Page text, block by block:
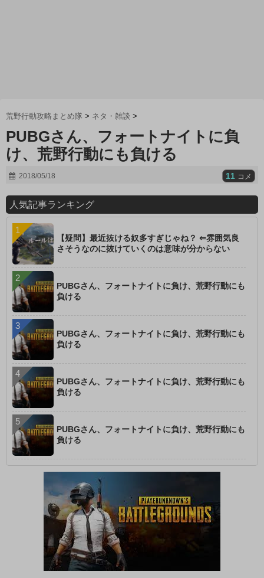
荒野行動攻略まとめ隊 > ネタ・雑談 >
PUBGさん、フォートナイトに負
け、荒野行動にも負ける
2018/05/18 11 コメ
人気記事ランキング
【疑問】最近抜ける奴多すぎじゃね？ ⇐雰囲気良
さそうなのに抜けていくのは意味が分からない
PUBGさん、フォートナイトに負け、荒野行動にも
負ける
PUBGさん、フォートナイトに負け、荒野行動にも
負ける
PUBGさん、フォートナイトに負け、荒野行動にも
負ける
PUBGさん、フォートナイトに負け、荒野行動にも
負ける